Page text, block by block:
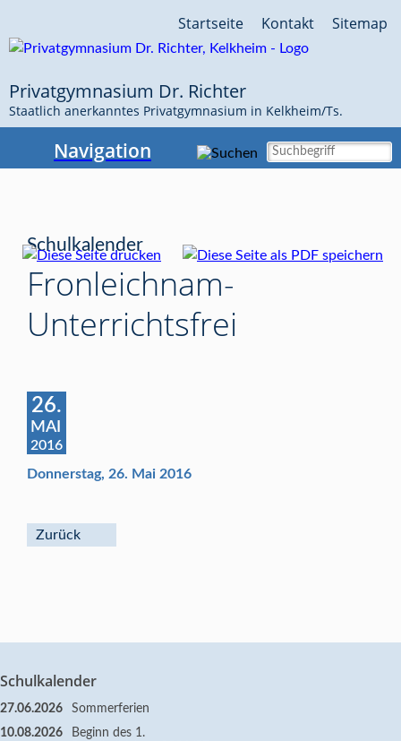
überspringen
Sitemap
Kontakt
Startseite
Privatgymnasium Dr. Richter
Staatlich anerkanntes Privatgymnasium in Kelkheim/Ts.
Navigation
Schulkalender
Fronleichnam-
Unterrichtsfrei
26.
MAI
2016
Donnerstag, 26. Mai 2016
Zurück
Schulkalender
27.06.2026
Sommerferien
10.08.2026
Beginn des 1.